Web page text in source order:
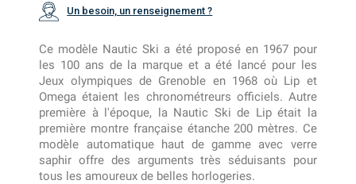
Un besoin, un renseignement ?
Ce modèle Nautic Ski a été proposé en 1967 pour
les 100 ans de la marque et a été lancé pour les
Jeux olympiques de Grenoble en 1968 où Lip et
Omega étaient les chronométreurs officiels. Autre
première à l'époque, la Nautic Ski de Lip était la
première montre française étanche 200 mètres. Ce
modèle automatique haut de gamme avec verre
saphir offre des arguments très séduisants pour
tous les amoureux de belles horlogeries.